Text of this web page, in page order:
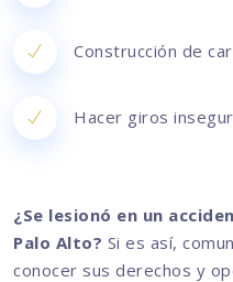
Construcción de
Hacer giros
¿Se lesionó en un
Palo Alto? Si es así,
conocer sus derechos y